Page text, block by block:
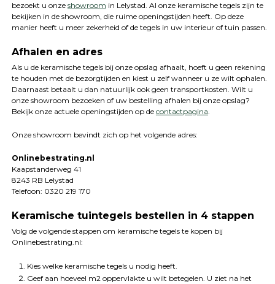
bezoekt u onze showroom in Lelystad. Al onze keramische tegels zijn te
bekijken in de showroom, die ruime openingstijden heeft. Op deze
manier heeft u meer zekerheid of de tegels in uw interieur of tuin passen.
Afhalen en adres
Als u de keramische tegels bij onze opslag afhaalt, hoeft u geen rekening
te houden met de bezorgtijden en kiest u zelf wanneer u ze wilt ophalen.
Daarnaast betaalt u dan natuurlijk ook geen transportkosten. Wilt u
onze showroom bezoeken of uw bestelling afhalen bij onze opslag?
Bekijk onze actuele openingstijden op de contactpagina.
Onze showroom bevindt zich op het volgende adres:
Onlinebestrating.nl
Kaapstanderweg 41
8243 RB Lelystad
Telefoon: 0320 219 170
Keramische tuintegels bestellen in 4 stappen
Volg de volgende stappen om keramische tegels te kopen bij
Onlinebestrating.nl:
Kies welke keramische tegels u nodig heeft.
Geef aan hoeveel m2 oppervlakte u wilt betegelen. U ziet na het